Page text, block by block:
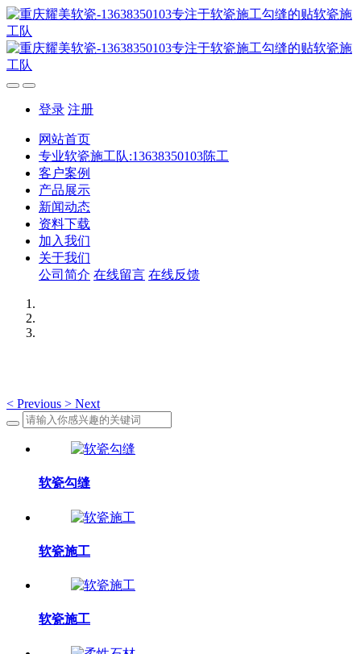
登录 注册
网站首页
专业软瓷施工队:13638350103陈工
客户案例
产品展示
新闻动态
资料下载
加入我们
关于我们
公司简介 在线留言 在线反馈
< Previous > Next
软瓷勾缝
软瓷施工
软瓷施工